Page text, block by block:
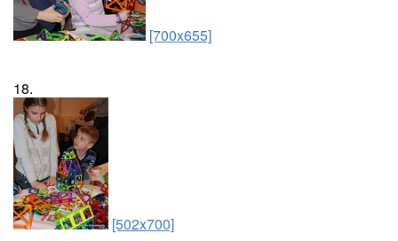
[700x655]
18.
[502x700]